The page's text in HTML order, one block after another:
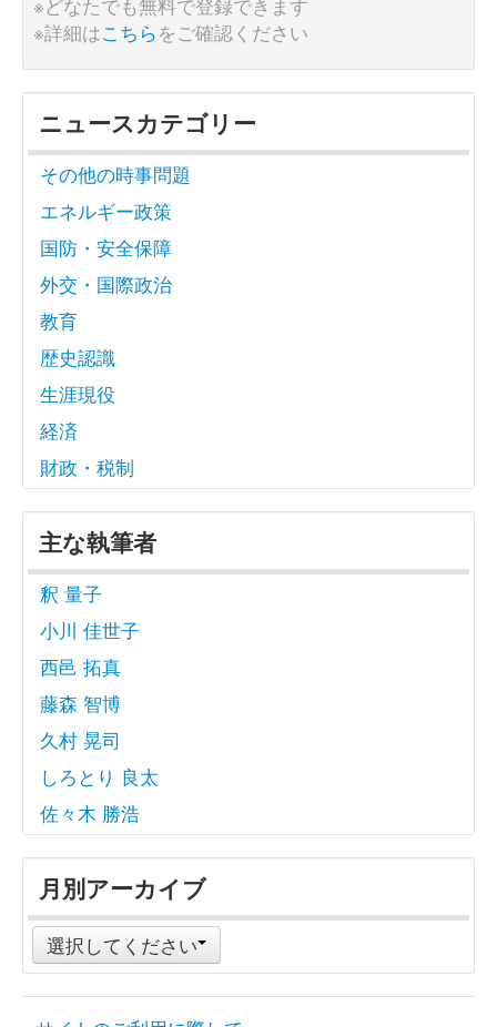
※詳細はこちらをご確認ください
ニュースカテゴリー
その他の時事問題
エネルギー政策
国防・安全保障
外交・国際政治
教育
歴史認識
生涯現役
経済
財政・税制
主な執筆者
釈 量子
小川 佳世子
西邑 拓真
藤森 智博
久村 晃司
しろとり 良太
佐々木 勝浩
月別アーカイブ
選択してください